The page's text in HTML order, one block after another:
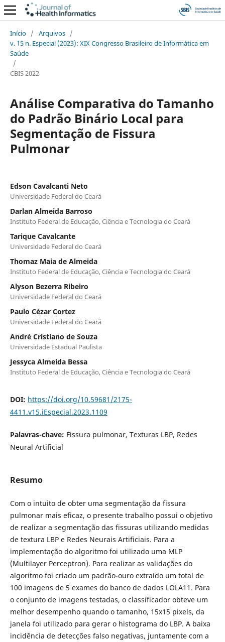
Início / Arquivos /
v. 15 n. Especial (2023): XIX Congresso Brasileiro de Informática em
Saúde
/
CBIS 2022
Análise Comparativa do Tamanho
do Padrão Binário Local para
Segmentação de Fissura
Pulmonar
Edson Cavalcanti Neto
Universidade Federal do Ceará
Darlan Almeida Barroso
Instituto Federal de Educação, Ciência e Tecnologia do Ceará
Tarique Cavalcante
Universidade Federal do Ceará
Thomaz Maia de Almeida
Instituto Federal de Educação, Ciência e Tecnologia do Ceará
Alyson Bezerra Ribeiro
Universidade Federal do Ceará
Paulo Cézar Cortez
Universidade Federal do Ceará
André Cristiano de Souza
Universidade Estadual Paulista
Jessyca Almeida Bessa
Instituto Federal de Educação, Ciência e Tecnologia do Ceará
DOI: https://doi.org/10.59681/2175-
4411.v15.iEspecial.2023.1109
Palavras-chave: Fissura pulmonar, Texturas LBP, Redes
Neural Artificial
Resumo
Com o intuito de obter uma segmentação da fissura
pulmonar mais eficaz, o presente trabalho possui o objetivo
de realizar a segmentação das fissuras utilizando medidas
de textura LBP e Redes Neurais Artificiais. Para a
implementação do algoritmo foi utilizado uma MLP
(Multilayer Perceptron). Para realizar as validações do
algoritmo foi criado um padrão-ouro extraído um total de
100 imagens de 5 exames do banco de dados LOLA11. Para
o conjunto de imagens testadas, o classificador obteve um
melhor desempenho quando o tamanho, 15x15 pixels, da
janela foi utilizado para gerar o histograma do LBP. A baixa
incidência de detecções falso negativas, juntamente com a